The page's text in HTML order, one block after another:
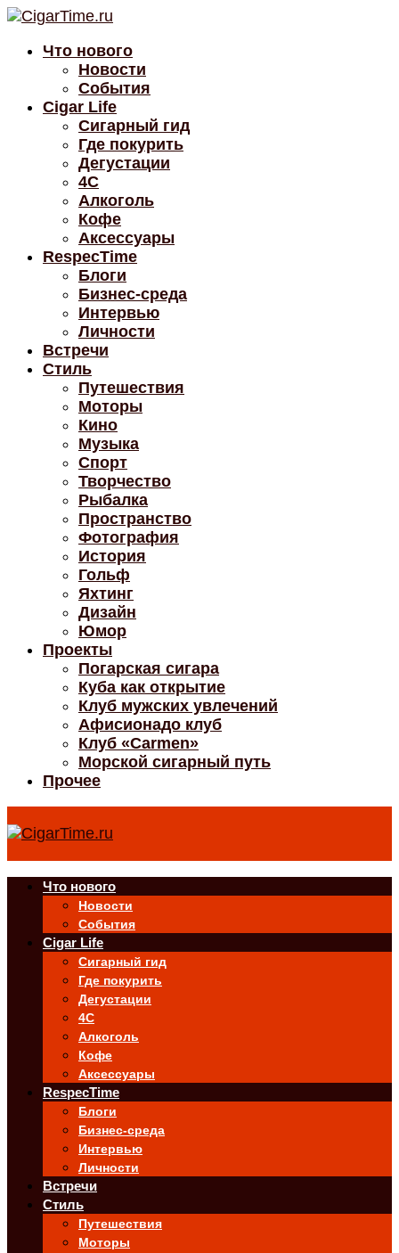
Что нового
Новости
События
Cigar Life
Сигарный гид
Где покурить
Дегустации
4C
Алкоголь
Кофе
Аксессуары
RespecTime
Блоги
Бизнес-среда
Интервью
Личности
Встречи
Стиль
Путешествия
Моторы
Кино
Музыка
Спорт
Творчество
Рыбалка
Пространство
Фотография
История
Гольф
Яхтинг
Дизайн
Юмор
Проекты
Погарская сигара
Куба как открытие
Клуб мужских увлечений
Афисионадо клуб
Клуб «Carmen»
Морской сигарный путь
Прочее
Что нового
Новости
События
Cigar Life
Сигарный гид
Где покурить
Дегустации
4C
Алкоголь
Кофе
Аксессуары
RespecTime
Блоги
Бизнес-среда
Интервью
Личности
Встречи
Стиль
Путешествия
Моторы